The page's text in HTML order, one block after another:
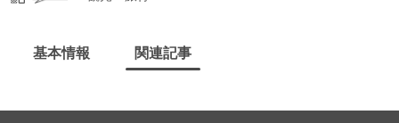
基本情報 関連記事